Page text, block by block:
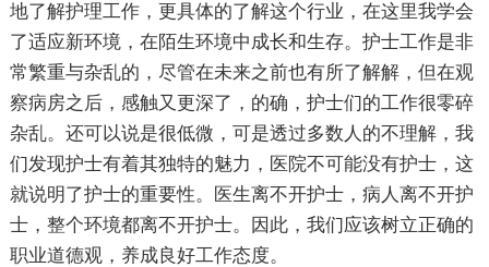
地了解护理工作，更具体的了解这个行业，在这里我学会
了适应新环境，在陌生环境中成长和生存。护士工作是非
常繁重与杂乱的，尽管在未来之前也有所了解解，但在观
察病房之后，感触又更深了，的确，护士们的工作很零碎
杂乱。还可以说是很低微，可是透过多数人的不理解，我
们发现护士有着其独特的魅力，医院不可能没有护士，这
就说明了护士的重要性。医生离不开护士，病人离不开护
士，整个环境都离不开护士。因此，我们应该树立正确的
职业道德观，养成良好工作态度。